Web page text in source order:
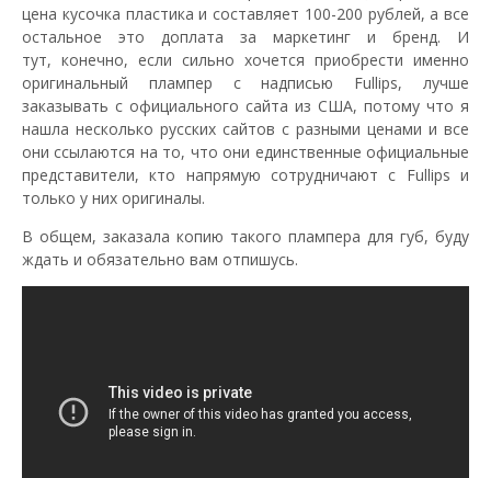
цена кусочка пластика и составляет 100-200 рублей, а все
остальное это доплата за маркетинг и бренд. И
тут, конечно, если сильно хочется приобрести именно
оригинальный плампер с надписью Fullips, лучше
заказывать с официального сайта из США, потому что я
нашла несколько русских сайтов с разными ценами и все
они ссылаются на то, что они единственные официальные
представители, кто напрямую сотрудничают с Fullips и
только у них оригиналы.
В общем, заказала копию такого плампера для губ, буду
ждать и обязательно вам отпишусь.